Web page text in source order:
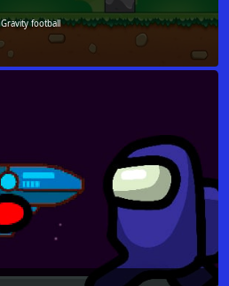
Gravity football